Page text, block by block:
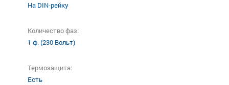
На DIN-рейку
Количество фаз:
1 ф. (230 Вольт)
Термозащита:
Есть